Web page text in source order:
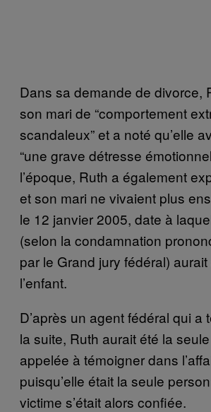
Dans sa demande de divorce,
son mari de “comportement
scandaleux” et a noté qu’elle
“une grave détresse
l’époque, Ruth a également
et son mari ne vivaient plus
le 12 janvier 2005, date à
(selon la condamnation
par le Grand jury fédéral)
l’enfant.
D’après un agent fédéral qui a
la suite, Ruth aurait été la
appelée à témoigner dans
puisqu’elle était la seule
victime s’était alors confiée.